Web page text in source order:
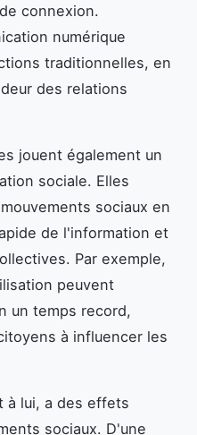
connexion.
numérique
traditionnelles, en
des relations
jouent également un
sociale. Elles
sociaux en
de l'information et
Par exemple,
peuvent
un temps record,
à influencer les
à lui, a des effets
sociaux. D'une